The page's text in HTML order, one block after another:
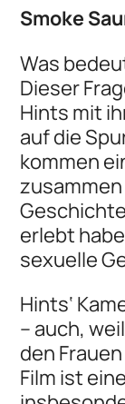
Smoke
Was
Dieser
Hints mit
auf die
kommen
erlebt
sexuelle
Hints‘
– auch,
den
Film ist